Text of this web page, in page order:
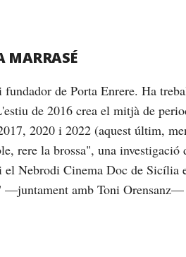
MARRASÉ
fundador de Porta Enrere. Ha
de 2016 crea el mitjà de
2020 i 2022 (aquest últim,
rere la brossa", una
el Nebrodi Cinema Doc de
—juntament amb Toni